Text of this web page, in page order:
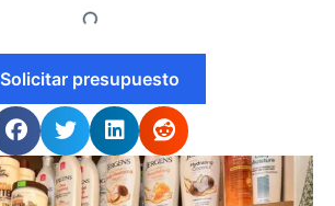
Solicitar presupuesto